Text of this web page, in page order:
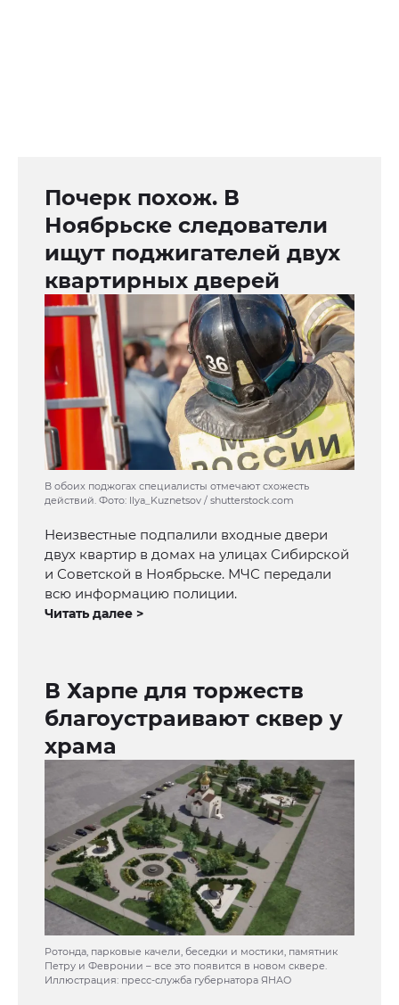
Почерк похож. В
Ноябрьске следователи
ищут поджигателей двух
квартирных дверей
В обоих поджогах специалисты отмечают схожесть
действий. Фото: Ilya_Kuznetsov / shutterstock.com
Неизвестные подпалили входные двери
двух квартир в домах на улицах Сибирской
и Советской в Ноябрьске. МЧС передали
всю информацию полиции.
Читать далее >
В Харпе для торжеств
благоустраивают сквер у
храма
Ротонда, парковые качели, беседки и мостики, памятник
Петру и Февронии – все это появится в новом сквере.
Иллюстрация: пресс-служба губернатора ЯНАО